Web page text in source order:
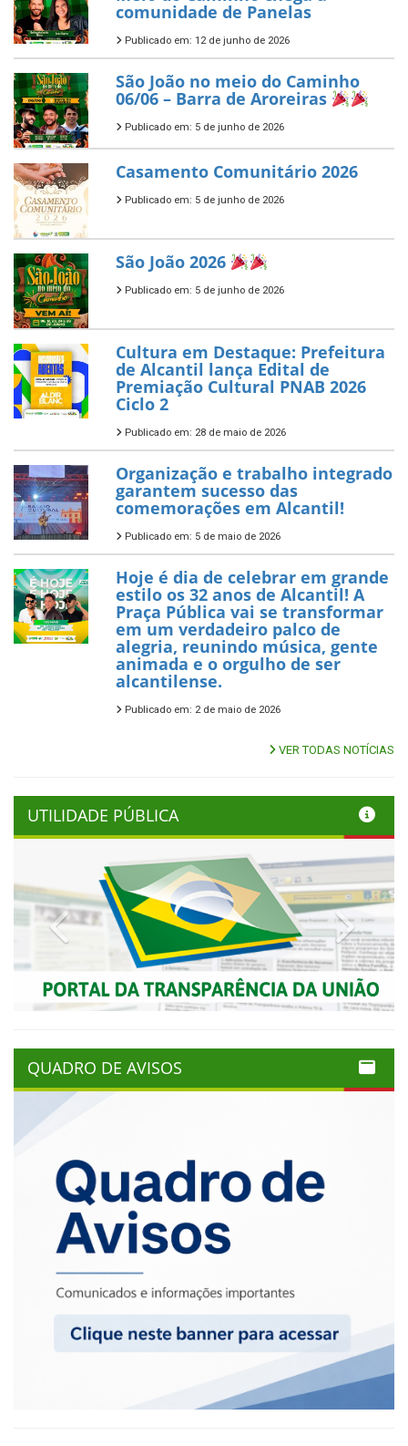
comunidade de Panelas
Publicado em: 12 de junho de 2026
São João no meio do Caminho
06/06 – Barra de Aroreiras
Publicado em: 5 de junho de 2026
Casamento Comunitário 2026
Publicado em: 5 de junho de 2026
São João 2026
Publicado em: 5 de junho de 2026
Cultura em Destaque: Prefeitura
de Alcantil lança Edital de
Premiação Cultural PNAB 2026
Ciclo 2
Publicado em: 28 de maio de 2026
Organização e trabalho integrado
garantem sucesso das
comemorações em Alcantil!
Publicado em: 5 de maio de 2026
Hoje é dia de celebrar em grande
estilo os 32 anos de Alcantil! A
Praça Pública vai se transformar
em um verdadeiro palco de
alegria, reunindo música, gente
animada e o orgulho de ser
alcantilense.
Publicado em: 2 de maio de 2026
VER TODAS NOTÍCIAS
UTILIDADE PÚBLICA
Previous Next
QUADRO DE AVISOS